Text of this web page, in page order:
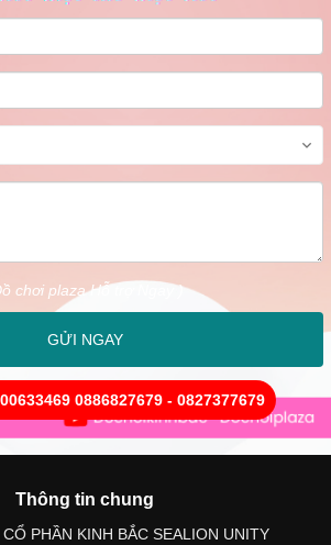
chơi plaza Hỗ trợ Ngay )
GỬI NGAY
0886827679 - 0827377679
Thông tin chung
PHẦN KINH BẮC SEALION UNITY